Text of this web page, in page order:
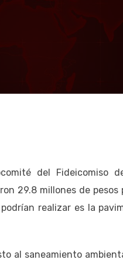
MDP del
en
del Fideicomiso
29.8 millones de pesos
realizar es la
al saneamiento